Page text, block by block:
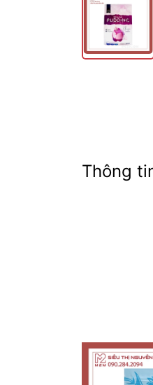
Thông